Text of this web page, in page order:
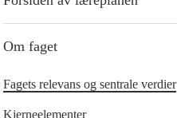
Om faget
Fagets relevans og sentrale verdier
Kjerneelementer